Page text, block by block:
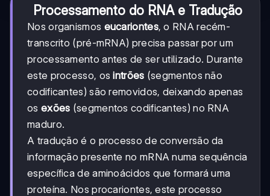
Processamento do RNA e Tradução
Nos organismos eucariontes, o RNA recém-
transcrito (pré-mRNA) precisa passar por um
processamento antes de ser utilizado. Durante
este processo, osintrões (segmentos não
codificantes) são removidos, deixando apenas
os exões (segmentos codificantes) no RNA
maduro.
A tradução é o processo de conversão da
informação presente no mRNA numa sequência
específica de aminoácidos que formará uma
proteína. Nos procariontes, este processo